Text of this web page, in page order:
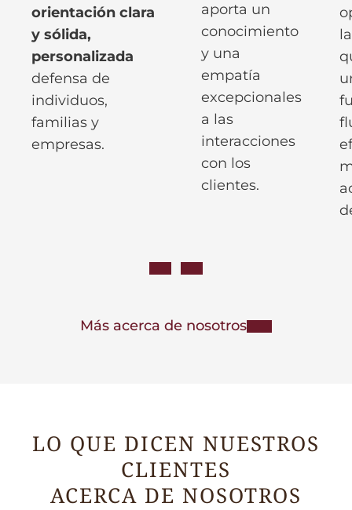
orientación clara
y sólida,
personalizada
defensa de
individuos,
familias y
empresas.
aporta un
conocimiento
y una
empatía
excepcionales
a las
interacciones
con los
clientes.
Más acerca de nosotros
LO QUE DICEN NUESTROS
CLIENTES
ACERCA DE NOSOTROS